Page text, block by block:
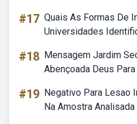
#17 Quais As Formas De
Universidades
#18 Mensagem Jardim
Abençoada Deus
#19 Negativo Para Lesao
Na Amostra Analisada